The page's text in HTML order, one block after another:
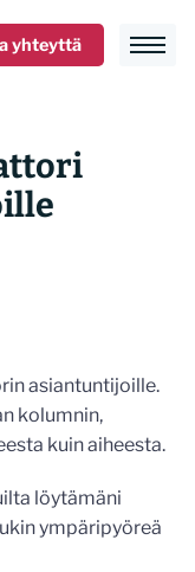
yhteyttä
asiantuntijoille.
kolumnin,
kuin aiheesta.
löytämäni
ympäripyöreä